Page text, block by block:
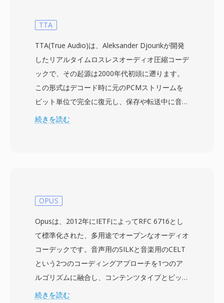
TTA
TTA(True Audio)は、Aleksander Djourikが開発
したリアルタイムロスレスオーディオ圧縮コーデ
ックで、その起源は2000年代初頭に遡ります。
この形式はデコード時に元のPCMストリームを
ビット単位で完全に復元し、保存や転送中に音の
ディテールが失われないことを保証します。TTA
高いCPU負荷をかけずに高速なエンコーディング
も軽量に動作します。ファイル構造はID3v1、
ID3v2、APEv2メタデータタグをサポートしてい
るため、トラック情報やアルバムアートがオーデ
ィオとともに移動します。いくつかのポータブル
プレーヤーにハードウェアサポートが組み込ま
れ、TTAに競合するロスレス形式に対する実用的
続きを読む
OPUS
Opusは、2012年にIETFによってRFC 6716とし
て標準化された、多用途でオープンなオーディオ
コーデックです。音声用のSILKと音楽用のCELT
という2つのコーディングアプローチを1つのア
ルゴリズムに融合し、コンテンツタイプとビット
レートに基づいてそれらの間をブレンドします。
続きを読む